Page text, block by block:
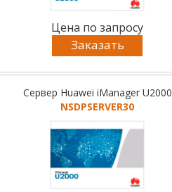
Цена по запросу
Заказать
Сервер Huawei iManager U2000
NSDPSERVER30